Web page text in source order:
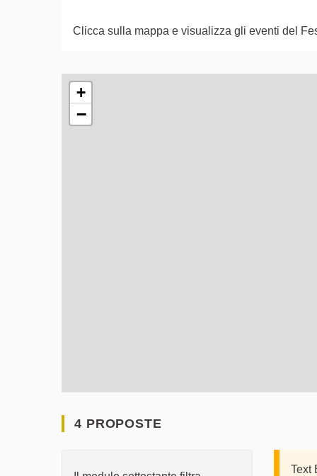
Clicca sulla mappa e visualizza gli eventi del
L'elemento seguente è una mappa che presenta
+
−
4 PROPOSTE
Text